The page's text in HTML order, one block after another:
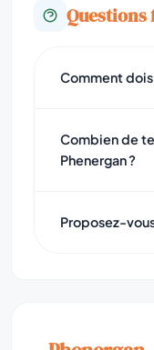
Questions
Comment
Combien de
Phenergan ?
Proposez-